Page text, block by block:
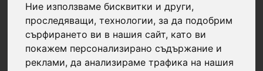
Ние използваме бисквитки и други,
проследяващи, технологии, за да подобрим
сърфирането ви в нашия сайт, като ви
покажем персонализирано съдържание и
реклами, да анализираме трафика на нашия
-4.7 €